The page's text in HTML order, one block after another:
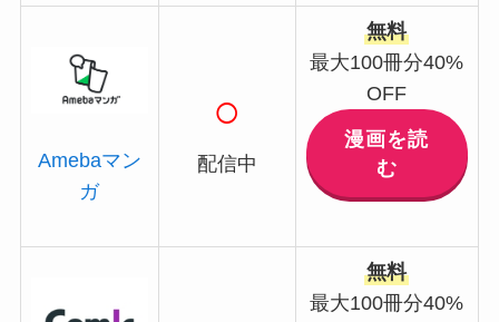
Amebaマン
ガ
○
配信中
無料
最大100冊分40%
OFF
漫画を読
む
無料
最大100冊分40%